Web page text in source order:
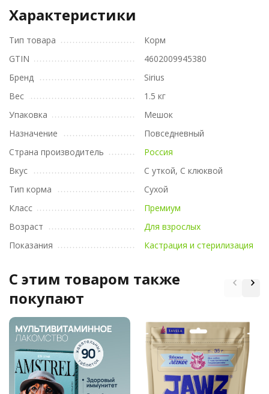
Характеристики
Тип товара
Корм
GTIN
4602009945380
Бренд
Sirius
Вес
1.5 кг
Упаковка
Мешок
Назначение
Повседневный
Страна производитель
Россия
Вкус
С уткой, С клюквой
Тип корма
Сухой
Класс
Премиум
Возраст
Для взрослых
Показания
Кастрация и стерилизация
C этим товаром также
покупают